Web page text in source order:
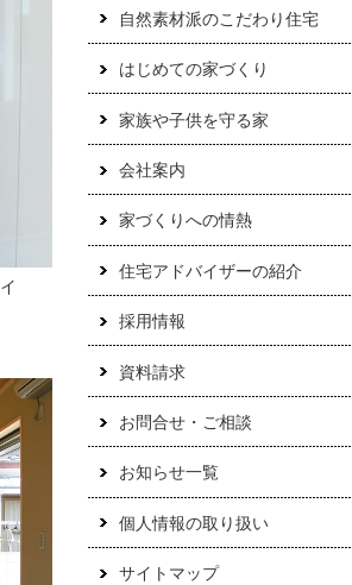
自然素材派のこだわり住宅
はじめての家づくり
家族や子供を守る家
会社案内
家づくりへの情熱
住宅アドバイザーの紹介
採用情報
資料請求
お問合せ・ご相談
お知らせ一覧
個人情報の取り扱い
サイトマップ